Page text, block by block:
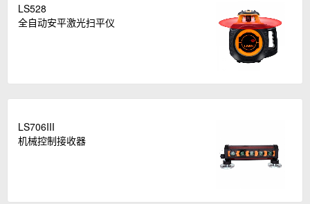
LS528
全自动安平激光扫平仪
LS706III
机械控制接收器